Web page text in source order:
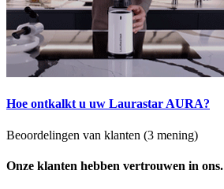
Hoe ontkalkt u uw Laurastar AURA?
Beoordelingen van klanten (3 mening)
Onze klanten hebben vertrouwen in ons.